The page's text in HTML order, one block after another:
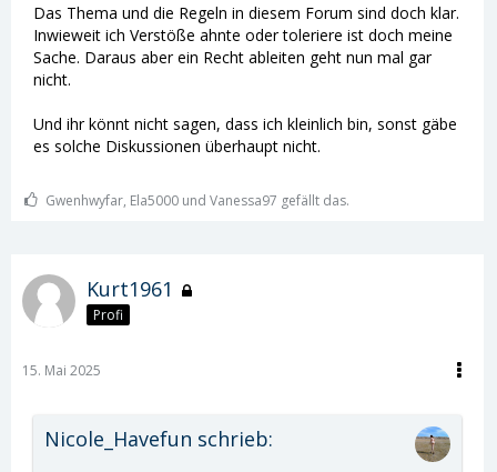
Das Thema und die Regeln in diesem Forum sind doch klar.
Inwieweit ich Verstöße ahnte oder toleriere ist doch meine
Sache. Daraus aber ein Recht ableiten geht nun mal gar
nicht.
Und ihr könnt nicht sagen, dass ich kleinlich bin, sonst gäbe
es solche Diskussionen überhaupt nicht.
Gwenhwyfar, Ela5000 und Vanessa97 gefällt das.
Kurt1961
Profi
15. Mai 2025
Nicole_Havefun schrieb: